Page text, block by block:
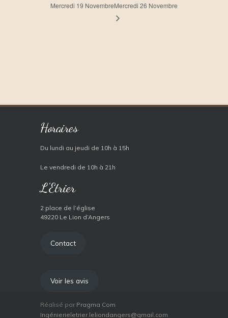
Mercredi 19 NovembreMercredi 26 Novembre
Horaires
Du lundi au jeudi de 10h à 15h
Le vendredi de 10h à 21h
L'Etrier
2 place de l’église
49220 Le Lion d’Angers
Contact
Voir les avis
Réalisé par Pragma Com
Ingénierieletrier.leliondangers@gmail.com